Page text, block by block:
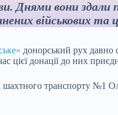
Днями вони здали
військових та
донорський рух давно
цієї донації до них
шахтного транспорту №1